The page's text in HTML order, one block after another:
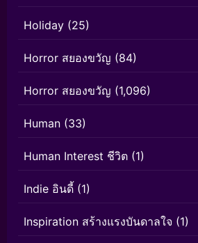
Holiday (25)
Horror สยองขวัญ (84)
Horror สยองขวัญ (1,096)
Human (33)
Human Interest ชีวิต (1)
Indie อินดี้ (1)
Inspiration สร้างแรงบันดาลใจ (1)